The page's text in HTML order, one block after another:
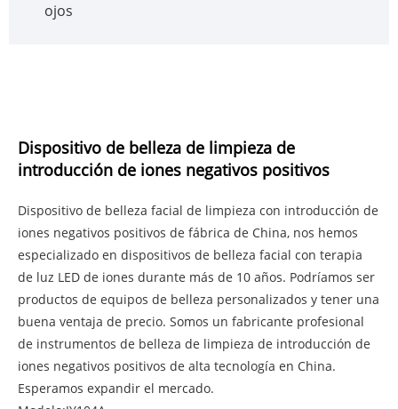
ojos
Dispositivo de belleza de limpieza de
introducción de iones negativos positivos
Dispositivo de belleza facial de limpieza con introducción de
iones negativos positivos de fábrica de China, nos hemos
especializado en dispositivos de belleza facial con terapia
de luz LED de iones durante más de 10 años. Podríamos ser
productos de equipos de belleza personalizados y tener una
buena ventaja de precio. Somos un fabricante profesional
de instrumentos de belleza de limpieza de introducción de
iones negativos positivos de alta tecnología en China.
Esperamos expandir el mercado.